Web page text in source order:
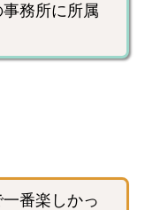
務所に所属
番楽しかっ